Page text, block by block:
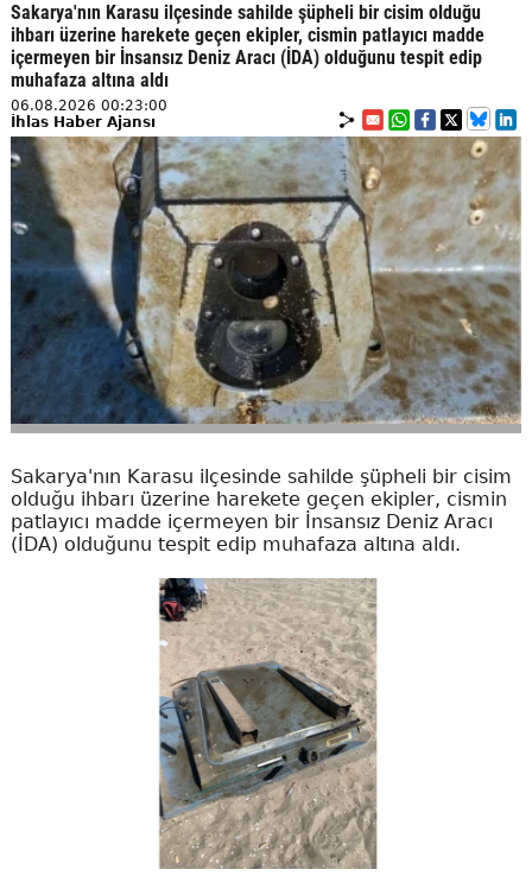
Sakarya'nın Karasu ilçesinde sahilde şüpheli bir cisim olduğu
ihbarı üzerine harekete geçen ekipler, cismin patlayıcı madde
içermeyen bir İnsansız Deniz Aracı (İDA) olduğunu tespit edip
muhafaza altına aldı
06.08.2026 00:23:00
İhlas Haber Ajansı
Sakarya'nın Karasu ilçesinde sahilde şüpheli bir cisim
olduğu ihbarı üzerine harekete geçen ekipler, cismin
patlayıcı madde içermeyen bir İnsansız Deniz Aracı
(İDA) olduğunu tespit edip muhafaza altına aldı.